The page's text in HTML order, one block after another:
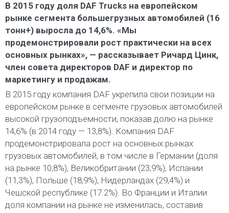
В 2015 году доля DAF Trucks на европейском
рынке сегмента большегрузных автомобилей (16
тонн+) выросла до 14,6%. «Мы
продемонстрировали рост практически на всех
основных рынках», — рассказывает Ричард Цинк,
член совета директоров DAF и директор по
маркетингу и продажам.
В 2015 году компания DAF укрепила свои позиции на
европейском рынке в сегменте грузовых автомобилей
высокой грузоподъемности, показав долю на рынке
14,6% (в 2014 году — 13,8%). Компания DAF
продемонстрировала рост на основных рынках
грузовых автомобилей, в том числе в Германии (доля
на рынке 10,8%), Великобритании (23,9%), Испании
(11,3%), Польше (18,9%), Нидерландах (29,4%) и
Чешской республике (17.2%). Во Франции и Италии
доля компании на рынке не изменилась, составив